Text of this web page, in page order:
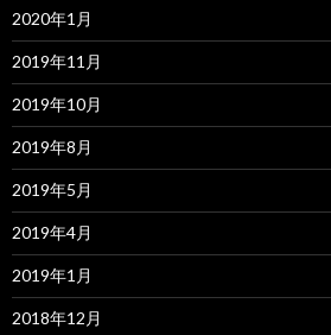
2020年1月
2019年11月
2019年10月
2019年8月
2019年5月
2019年4月
2019年1月
2018年12月